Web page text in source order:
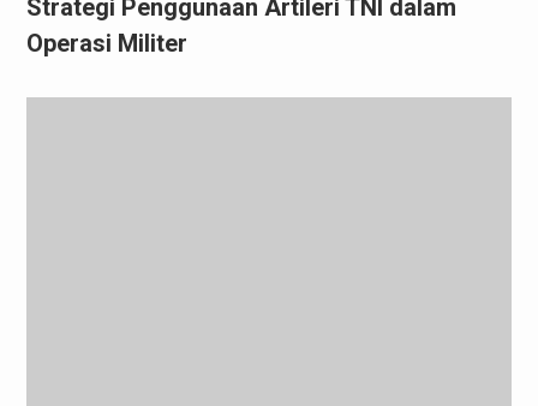
Strategi Penggunaan Artileri TNI dalam
Operasi Militer